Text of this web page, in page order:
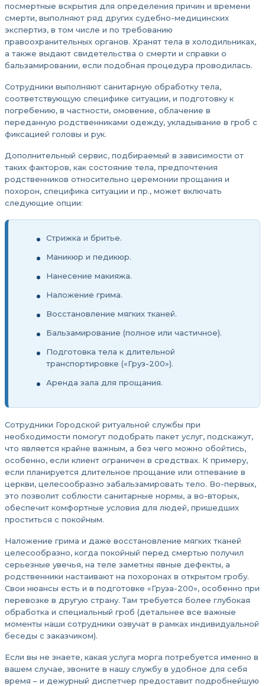
посмертные вскрытия для определения причин и времени
смерти, выполняют ряд других судебно-медицинских
экспертиз, в том числе и по требованию
правоохранительных органов. Хранят тела в холодильниках,
а также выдают свидетельства о смерти и справки о
бальзамировании, если подобная процедура проводилась.
Сотрудники выполняют санитарную обработку тела,
соответствующую специфике ситуации, и подготовку к
погребению, в частности, омовение, облачение в
переданную родственниками одежду, укладывание в гроб с
фиксацией головы и рук.
Дополнительный сервис, подбираемый в зависимости от
таких факторов, как состояние тела, предпочтения
родственников относительно церемонии прощания и
похорон, специфика ситуации и пр., может включать
следующие опции:
Стрижка и бритье.
Маникюр и педикюр.
Нанесение макияжа.
Наложение грима.
Восстановление мягких тканей.
Бальзамирование (полное или частичное).
Подготовка тела к длительной
транспортировке («Груз-200»).
Аренда зала для прощания.
Сотрудники Городской ритуальной службы при
необходимости помогут подобрать пакет услуг, подскажут,
что является крайне важным, а без чего можно обойтись,
особенно, если клиент ограничен в средствах. К примеру,
если планируется длительное прощание или отпевание в
церкви, целесообразно забальзамировать тело. Во-первых,
это позволит соблюсти санитарные нормы, а во-вторых,
обеспечит комфортные условия для людей, пришедших
проститься с покойным.
Наложение грима и даже восстановление мягких тканей
целесообразно, когда покойный перед смертью получил
серьезные увечья, на теле заметны явные дефекты, а
родственники настаивают на похоронах в открытом гробу.
Свои нюансы есть и в подготовке «Груза-200», особенно при
перевозке в другую страну. Там требуется более глубокая
обработка и специальный гроб (детальнее все важные
моменты наши сотрудники озвучат в рамках индивидуальной
беседы с заказчиком).
Если вы не знаете, какая услуга морга потребуется именно в
вашем случае, звоните в нашу службу в удобное для себя
время – и дежурный диспетчер предоставит подробнейшую